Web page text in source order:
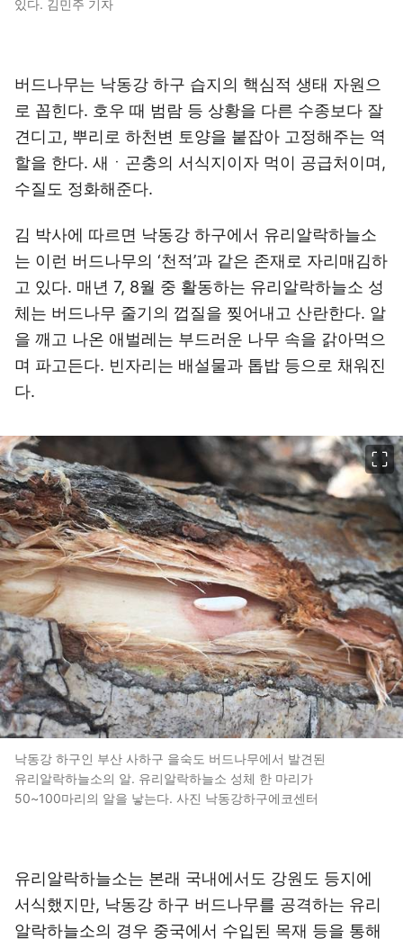
있다. 김민주 기자
버드나무는 낙동강 하구 습지의 핵심적 생태 자원으
로 꼽힌다. 호우 때 범람 등 상황을 다른 수종보다 잘
견디고, 뿌리로 하천변 토양을 붙잡아 고정해주는 역
할을 한다. 새ㆍ곤충의 서식지이자 먹이 공급처이며,
수질도 정화해준다.
김 박사에 따르면 낙동강 하구에서 유리알락하늘소
는 이런 버드나무의 ‘천적’과 같은 존재로 자리매김하
고 있다. 매년 7, 8월 중 활동하는 유리알락하늘소 성
체는 버드나무 줄기의 껍질을 찢어내고 산란한다. 알
을 깨고 나온 애벌레는 부드러운 나무 속을 갉아먹으
며 파고든다. 빈자리는 배설물과 톱밥 등으로 채워진
다.
낙동강 하구인 부산 사하구 을숙도 버드나무에서 발견된
유리알락하늘소의 알. 유리알락하늘소 성체 한 마리가
50~100마리의 알을 낳는다. 사진 낙동강하구에코센터
유리알락하늘소는 본래 국내에서도 강원도 등지에
서식했지만, 낙동강 하구 버드나무를 공격하는 유리
알락하늘소의 경우 중국에서 수입된 목재 등을 통해